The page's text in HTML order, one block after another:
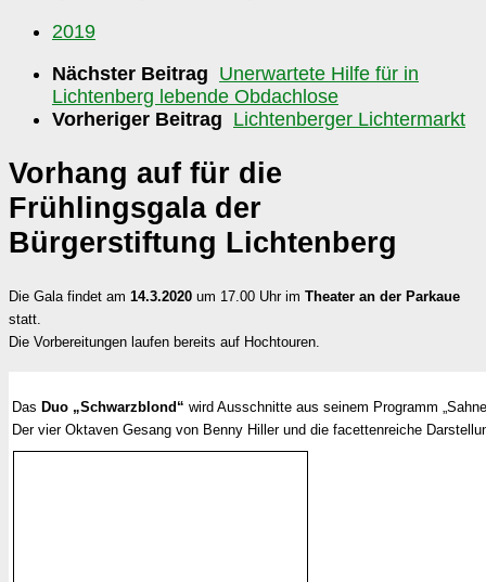
2019
Nächster Beitrag Unerwartete Hilfe für in
Lichtenberg lebende Obdachlose
Vorheriger Beitrag Lichtenberger Lichtermarkt
Vorhang auf für die
Frühlingsgala der
Bürgerstiftung Lichtenberg
Die Gala findet am 14.3.2020 um 17.00 Uhr im Theater an der Parkaue
statt.
Die Vorbereitungen laufen bereits auf Hochtouren.
Das Duo „Schwarzblond“ wird Ausschnitte aus seinem Programm
Der vier Oktaven Gesang von Benny Hiller und die facettenreiche